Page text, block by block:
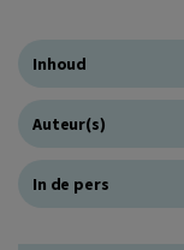
Inhoud
Auteur(s)
In de pers